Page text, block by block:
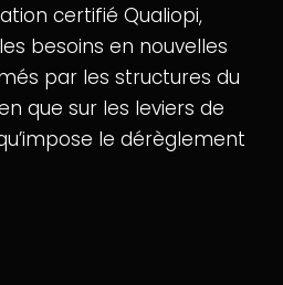
certifié Qualiopi,
besoins en nouvelles
par les structures du
que sur les leviers de
le dérèglement